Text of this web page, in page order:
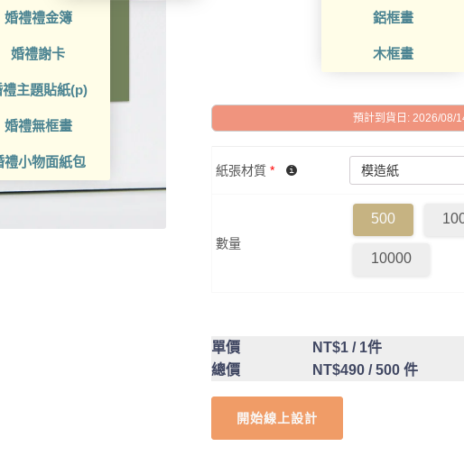
婚禮禮金簿
婚禮謝卡
禮主題貼紙(p)
婚禮無框畫
禮小物面紙包
鋁框畫
木框畫
預計到貨日: 2026/08/
紙張材質 *
數量
500
10000
單價 NT$1 / 1件
總價
NT$490 / 500 件
開始線上設計